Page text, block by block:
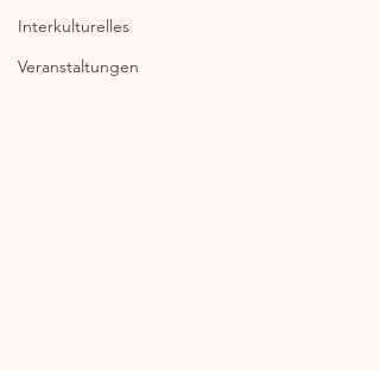
Interkulturelles
Veranstaltungen